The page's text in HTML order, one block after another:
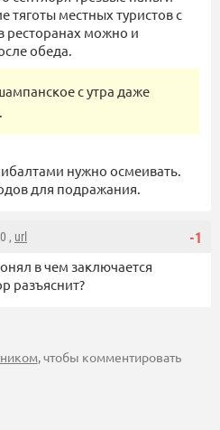
тяготы местных туристов с
ресторанах можно и
обеда.
с утра даже
нужно осмеивать.
для подражания.
-1
, url
в чем заключается
разъяснит?
, чтобы комментировать